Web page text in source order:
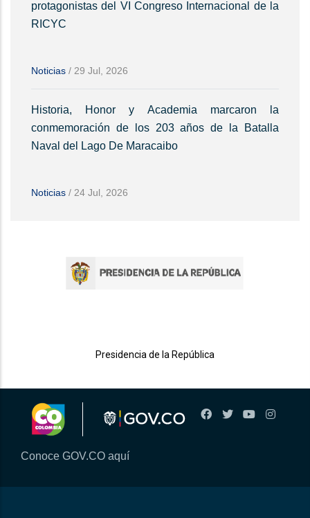
protagonistas del VI Congreso Internacional de la
RICYC
Noticias / 29 Jul, 2026
Historia, Honor y Academia marcaron la
conmemoración de los 203 años de la Batalla
Naval del Lago De Maracaibo
Noticias / 24 Jul, 2026
Presidencia de la República
Conoce GOV.CO aquí